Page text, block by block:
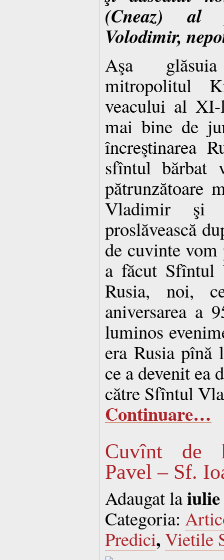
(Cneaz) al
Volodimir,
Aşa
mitropolitul
veacului al XI-
mai bine de
încreştinarea
sfîntul bărbat
pătrunzătoare
Vladimir şi
proslăvească
de cuvinte vom
a făcut Sfîntul
Rusia, noi,
aniversarea a
luminos
era Rusia
ce a devenit ea
către Sfîntul
Continuare…
Cuvînt de
Pavel – Sf.
Adaugat laiulie
Categoria:
Predici,Vietile